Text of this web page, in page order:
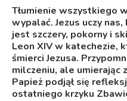
Tłumienie wszystkiego
wypalać. Jezus uczy
jest szczery, pokorny i
Leon XIV w katechezie,
śmierci Jezusa.
milczeniu, ale umierając
Papież podjął się
ostatniego krzyku